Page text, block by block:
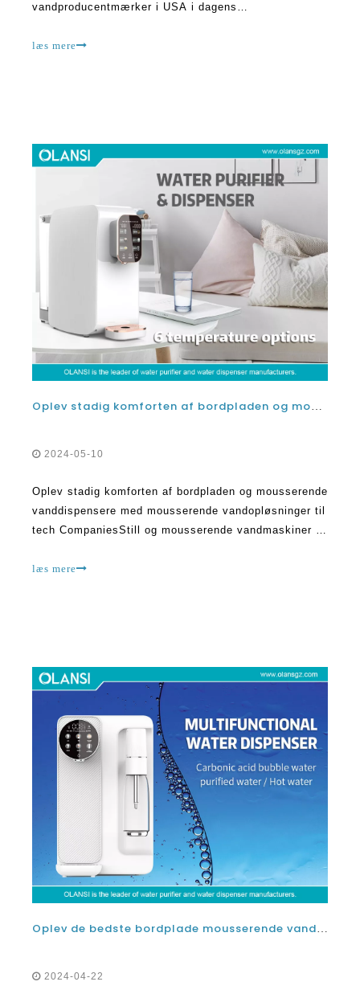
vandproducentmærker i USA i dagens
mousserende vand steget, og med det er populariteten
læs mere
2024-05-10
Oplev stadig komforten af ​​bordpladen og mousserende
vanddispensere med mousserende vandopløsninger til
tech CompaniesStill og mousserende vandmaskiner er
når du vil. De foretrækker den mest effektive metode
læs mere
Oplev de bedste bordplade mousserende vandmaskinsmærker: hvilket er den bedste mousserende vandproducent
2024-04-22